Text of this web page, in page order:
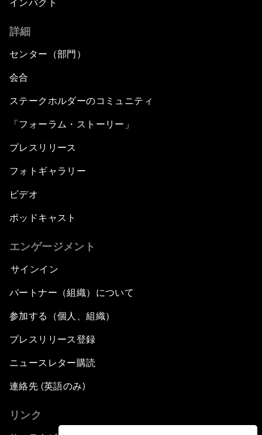
インパクト
詳細
センター（部門）
会合
ステークホルダーのコミュニティ
「フォーラム・ストーリー」
プレスリリース
フォトギャラリー
ビデオ
ポッドキャスト
エンゲージメント
サインイン
パートナー（組織）について
参加する（個人、組織）
プレスリリース登録
ニュースレター購読
連絡先 (英語のみ)
リンク